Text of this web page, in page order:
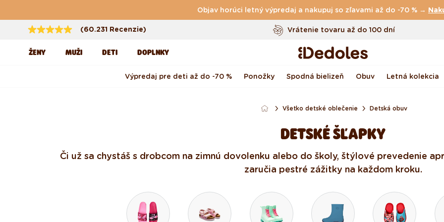
Objav horúci letný výpredaj a nakupuj so zľavami až do -70 % →
(60.231 Recenzie)
Vrátenie tovaru až do 100 dní
Originálny dizajn navrhnutý u nás
Rýchle odoslanie do <48 hod
ŽENY MUŽI DETI DOPLNKY
Výpredaj pre deti až do -70 % Ponožky Spodná bielizeň Obuv Letná kolekcia
Všetko detské oblečenie Detská obuv
DETSKÉ ŠĽAPKY
Či už sa chystáš s drobcom na zimnú dovolenku alebo do školy, štýlové prevedenie a
zaručia pestré zážitky na každom kroku.